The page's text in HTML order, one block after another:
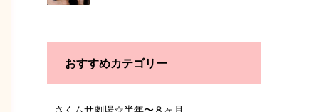
おすすめカテゴリー
さくムサ劇場☆半年〜８ヶ月